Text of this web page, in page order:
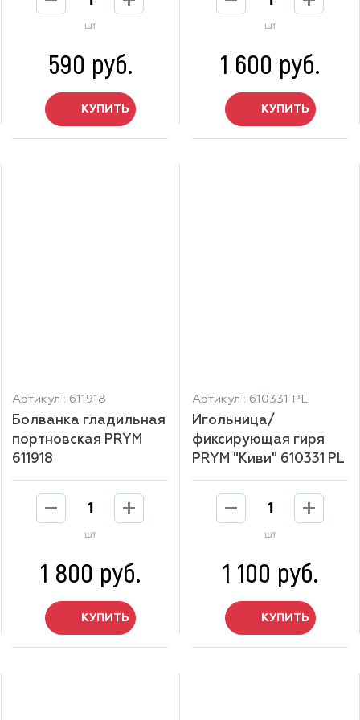
шт
590 руб.
КУПИТЬ
шт
1 600 руб.
КУПИТЬ
Артикул : 611918
Болванка гладильная
портновская PRYM
611918
шт
1 800 руб.
КУПИТЬ
Артикул : 610331 PL
Игольница/
фиксирующая гиря
PRYM "Киви" 610331 PL
шт
1 100 руб.
КУПИТЬ